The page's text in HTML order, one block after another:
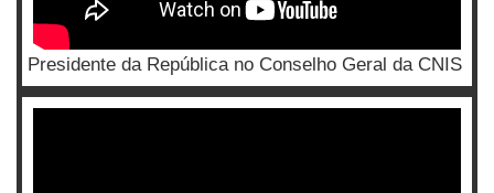
Presidente da República no Conselho Geral da CNIS